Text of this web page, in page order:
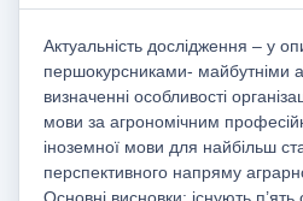
Актуальність дослідження – у
першокурсниками- майбутніми
визначенні особливості
мови за агрономічним
іноземної мови для найбільш
перспективного напряму